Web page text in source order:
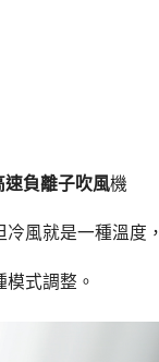
負離子吹風機
風就是一種溫度，
式調整。